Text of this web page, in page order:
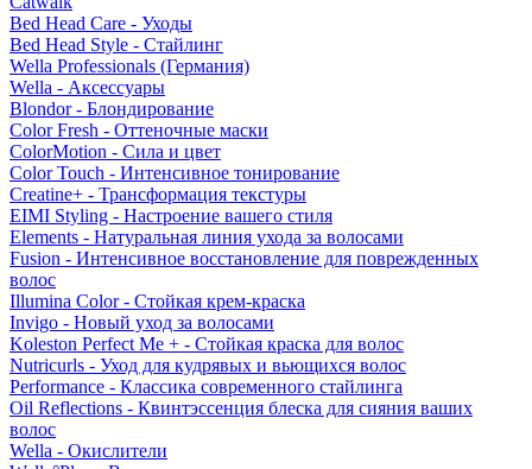
Bed Head Care - Уходы
Bed Head Style - Стайлинг
Wella Professionals (Германия)
Wella - Аксессуары
Blondor - Блондирование
Color Fresh - Оттеночные маски
ColorMotion - Сила и цвет
Color Touch - Интенсивное тонирование
Creatine+ - Трансформация текстуры
EIMI Styling - Настроение вашего стиля
Elements - Натуральная линия ухода за волосами
Fusion - Интенсивное восстановление для поврежденных
волос
Illumina Color - Стойкая крем-краска
Invigo - Новый уход за волосами
Koleston Perfect Me + - Стойкая краска для волос
Nutricurls - Уход для кудрявых и вьющихся волос
Performance - Классика современного стайлинга
Oil Reflections - Квинтэссенция блеска для сияния ваших
волос
Wella - Окислители